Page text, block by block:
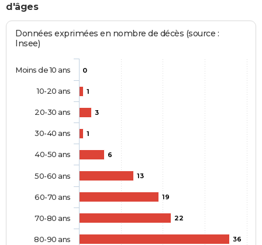
d'âges
Données exprimées en nombre de décès (source :
Insee)
0
1
3
1
6
13
19
22
36
Moins de 10 ans
10-20 ans
20-30 ans
30-40 ans
40-50 ans
50-60 ans
60-70 ans
70-80 ans
80-90 ans